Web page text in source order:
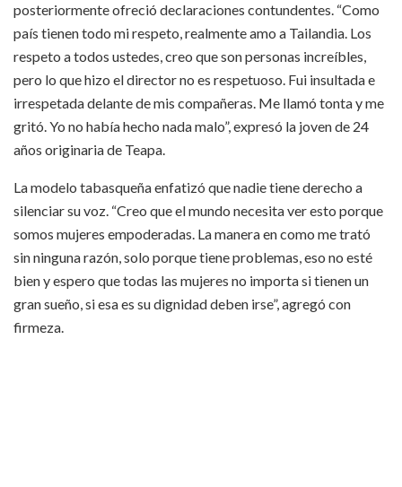
posteriormente ofreció declaraciones contundentes. “Como
país tienen todo mi respeto, realmente amo a Tailandia. Los
respeto a todos ustedes, creo que son personas increíbles,
pero lo que hizo el director no es respetuoso. Fui insultada e
irrespetada delante de mis compañeras. Me llamó tonta y me
gritó. Yo no había hecho nada malo”, expresó la joven de 24
años originaria de Teapa.​
La modelo tabasqueña enfatizó que nadie tiene derecho a
silenciar su voz. “Creo que el mundo necesita ver esto porque
somos mujeres empoderadas. La manera en como me trató
sin ninguna razón, solo porque tiene problemas, eso no esté
bien y espero que todas las mujeres no importa si tienen un
gran sueño, si esa es su dignidad deben irse”, agregó con
firmeza.​